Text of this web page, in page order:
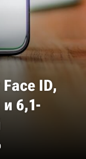
ID,
6,1-